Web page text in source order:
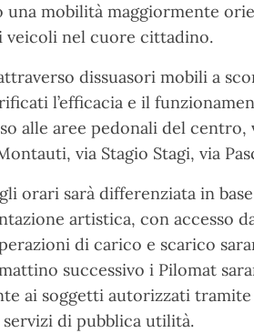
mobilità maggiormente
veicoli nel cuore cittadino.
dissuasori mobili a
l’efficacia e il
alle aree pedonali del centro,
via Stagio Stagi, via
orari sarà differenziata in
artistica, con accesso
di carico e scarico
successivo i Pilomat
ai soggetti autorizzati
di pubblica utilità.